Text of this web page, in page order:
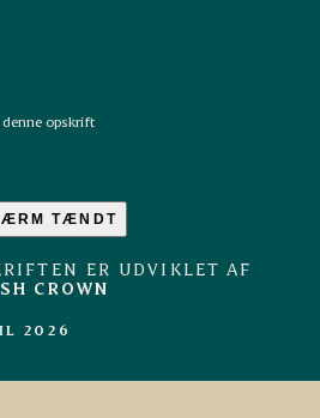
opskrift
TÆNDT
ER UDVIKLET AF
CROWN
2026